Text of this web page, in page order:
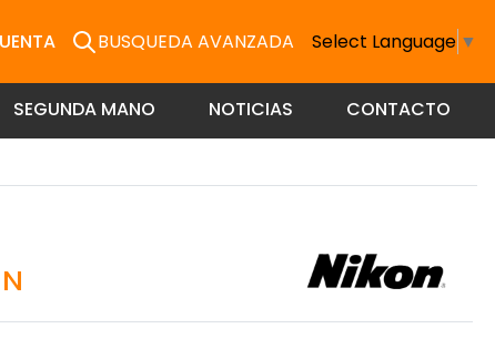
BUSQUEDA AVANZADA Select Language ▼
SEGUNDA MANO NOTICIAS CONTACTO